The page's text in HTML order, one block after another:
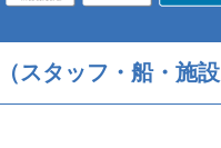
スタッフ・船・施